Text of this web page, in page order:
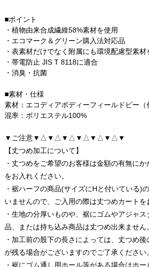
■ポイント
・植物由来合成繊維58%素材を使用
・エコマーク＆グリーン購入法対応品
・表素材だけでなく附属にも環境配慮型素材
・帯電防止 JIS T 8118に適合
・消臭・抗菌
■素材・仕様
素材：エコディアボディーフィールドビー（
混率：ポリエステル100%
▼ご注意▼△▼△▼△▼△▼△▼△▼
【丈つめ加工について】
・丈つめをご希望のお客様は金額の有無に
をお入れください。
・裾ハーフの商品(サイズにHと付いている)
いませんので、ご入用の際は丈つめカートを
・生地の分厚いものや、裾にゴムやアジャ
品、または持ち込み商品は丈つめ出来ません。
・加工前の股下の長さによっては、丈つめ
が残る場合がございますのでご了承ください。
・裾にゴム通し用ホール等がある場合はホー